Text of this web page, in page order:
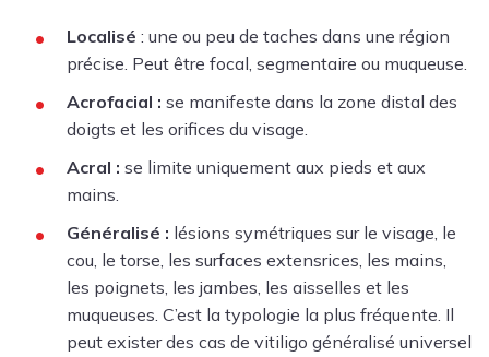
Localisé : une ou peu de taches dans une région
précise. Peut être focal, segmentaire ou muqueuse.
Acrofacial : se manifeste dans la zone distal des
doigts et les orifices du visage.
Acral : se limite uniquement aux pieds et aux
mains.
Généralisé : lésions symétriques sur le visage, le
cou, le torse, les surfaces extensrices, les mains,
les poignets, les jambes, les aisselles et les
muqueuses. C’est la typologie la plus fréquente. Il
peut exister des cas de vitiligo généralisé universel